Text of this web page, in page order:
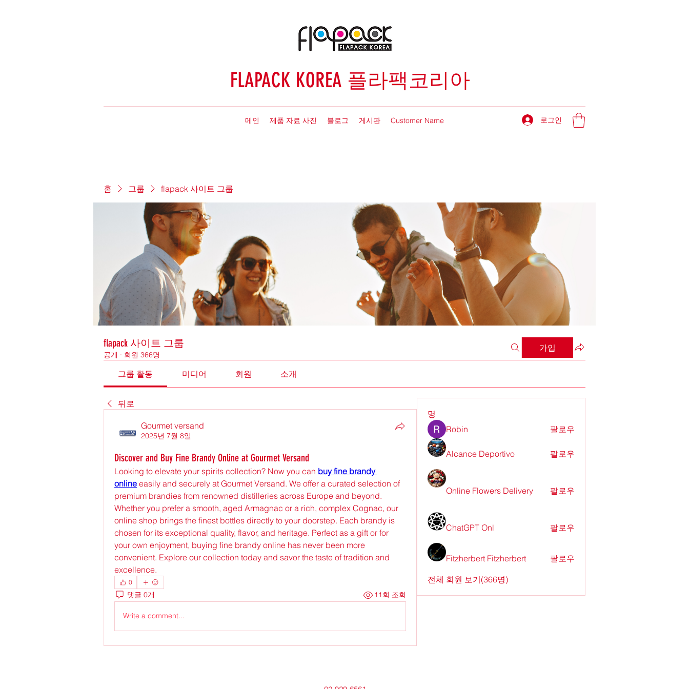
FLAPACK KOREA 플라팩코리아
메인 제품 자료 사진 블로그 게시판 Customer Name 로그인
홈 그룹 flapack 사이트 그룹
flapack 사이트 그룹
공개 · 회원 366명
가입
그룹 활동 미디어 회원 소개
뒤로
Gourmet versand
2025년 7월 8일
Discover and Buy Fine Brandy Online at Gourmet Versand
Looking to elevate your spirits collection? Now you can buy fine brandy
online easily and securely at Gourmet Versand. We offer a curated selection of
premium brandies from renowned distilleries across Europe and beyond.
Whether you prefer a smooth, aged Armagnac or a rich, complex Cognac, our
online shop brings the finest bottles directly to your doorstep. Each brandy is
chosen for its exceptional quality, flavor, and heritage. Perfect as a gift or for
your own enjoyment, buying fine brandy online has never been more
convenient. Explore our collection today and savor the taste of tradition and
excellence.
0
댓글 0개 11회 조회
Write a comment...
명
Robin 팔로우
Alcance Deportivo 팔로우
Online Flowers Delivery 팔로우
ChatGPT Onl 팔로우
Fitzherbert Fitzherbert 팔로우
전체 회원 보기(366명)